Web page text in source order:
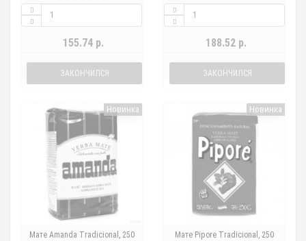
155.74 р.
ЗАКОНЧИЛСЯ
188.52 р.
ЗАКОНЧИЛСЯ
Новинка
Мате Amanda Tradicional, 250
Новинка
Мате Pipore Tradicional, 250